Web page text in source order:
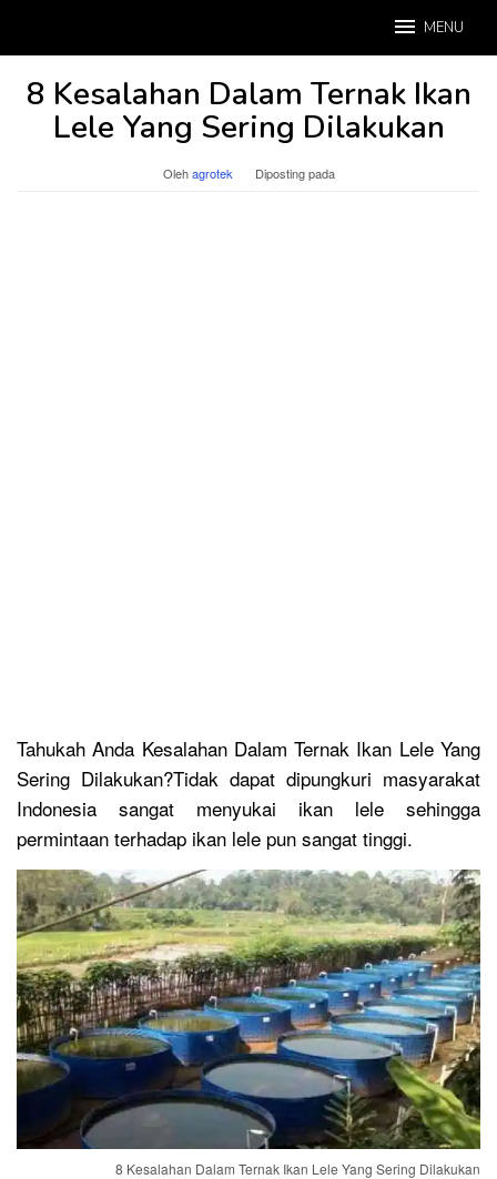
MENU
8 Kesalahan Dalam Ternak Ikan
Lele Yang Sering Dilakukan
Olehagrotek Diposting pada
Tahukah Anda Kesalahan Dalam Ternak Ikan Lele Yang
Sering Dilakukan?Tidak dapat dipungkuri masyarakat
Indonesia sangat menyukai ikan lele sehingga
permintaan terhadap ikan lele pun sangat tinggi.
8 Kesalahan Dalam Ternak Ikan Lele Yang Sering Dilakukan